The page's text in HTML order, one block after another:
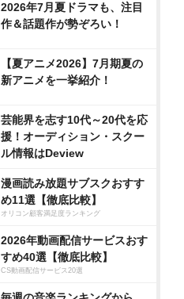
2026年7月夏ドラマも、注目
作＆話題作が勢ぞろい！
【夏アニメ2026】7月期夏の
新アニメを一挙紹介！
芸能界を志す10代～20代を応
援！オーディション・スクー
ル情報はDeview
漫画読み放題サブスクおすす
め11選【徹底比較】
オリコン顧客満足度ランキング
2026年動画配信サービスおす
すめ40選【徹底比較】
CS動画配信サービス20選